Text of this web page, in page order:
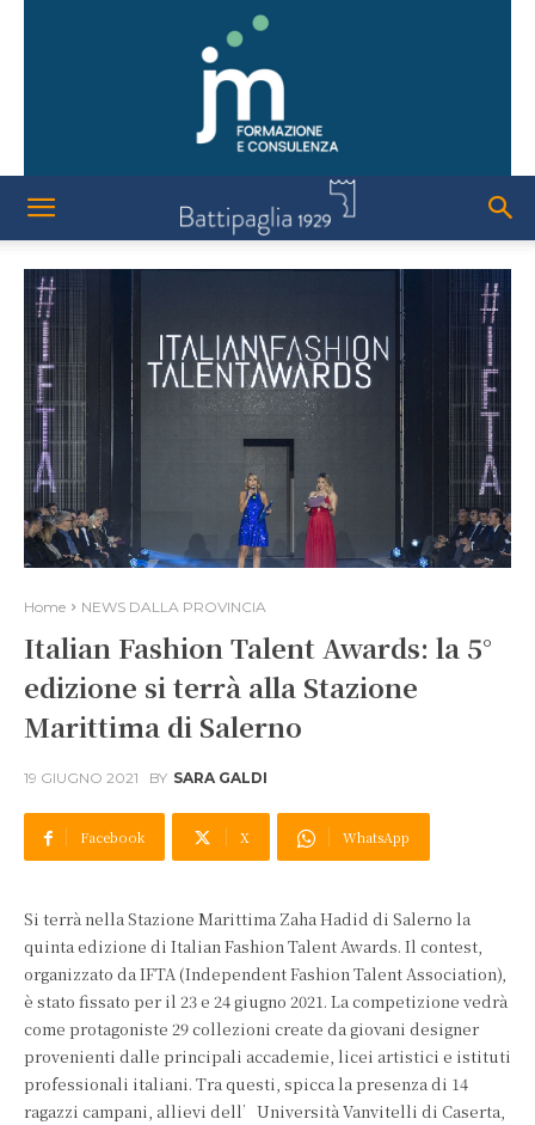
Home NEWS DALLA PROVINCIA
Italian Fashion Talent Awards: la 5°
edizione si terrà alla Stazione
Marittima di Salerno
19 GIUGNO 2021 BY SARA GALDI
Facebook X WhatsApp
Si terrà nella Stazione Marittima Zaha Hadid di Salerno la
quinta edizione di Italian Fashion Talent Awards. Il contest,
organizzato da IFTA (Independent Fashion Talent Association),
è stato fissato per il 23 e 24 giugno 2021. La competizione vedrà
come protagoniste 29 collezioni create da giovani designer
provenienti dalle principali accademie, licei artistici e istituti
professionali italiani. Tra questi, spicca la presenza di 14
ragazzi campani, allievi dell’Università Vanvitelli di Caserta,